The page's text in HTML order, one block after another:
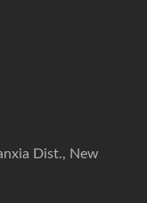
Dist., New